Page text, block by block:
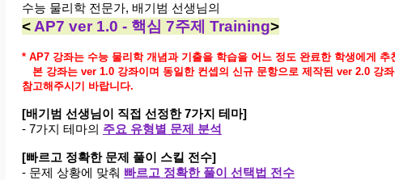
수능 물리학 전문가, 배기범 선생님의
< AP7 ver 1.0 - 핵심 7주제 Training>
* AP7 강좌는 수능 물리학 개념과 기출을 학습을 어느 정도 완료한 학생에게 추
본 강좌는 ver 1.0 강좌이며 동일한 컨셉의 신규 문항으로 제작된 ver 2.0 강
참고해주시기 바랍니다.
[배기범 선생님이 직접 선정한 7가지 테마]
- 7가지 테마의 주요 유형별 문제 분석
[빠르고 정확한 문제 풀이 스킬 전수]
- 문제 상황에 맞춰 빠르고 정확한 풀이 선택법 전수